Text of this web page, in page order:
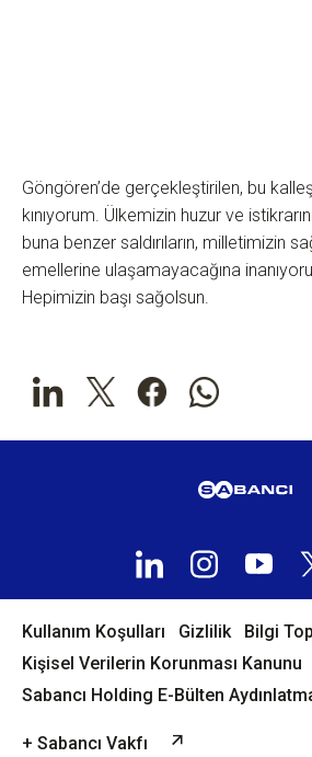
Göngören’de gerçekleştirilen, bu
kınıyorum. Ülkemizin huzur ve
buna benzer saldırıların, milletimizin
emellerine ulaşamayacağına
Hepimizin başı sağolsun.
Kullanım Koşulları Gizlilik
Bilgi
Kişisel Verilerin Korunması Kanunu
Sabancı Holding E-Bülten
+ Sabancı Vakfı